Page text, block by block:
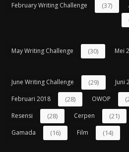
February Writing Challenge (37)
May Writing Challenge (30) Mei
June Writing Challenge (29) Juni
Februari 2018 (28) OWOP
Resensi (28) Cerpen (21)
Gamada (16) Film (14)